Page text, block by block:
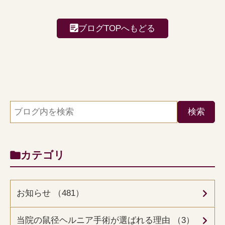
ブログTOPへもどる
カテゴリ
お知らせ （481）
当院の鼠径ヘルニア手術が選ばれる理由 （3）